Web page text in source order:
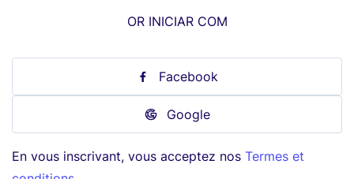
OR INICIAR COM
Facebook
Google
En vous inscrivant, vous acceptez nos Termes et